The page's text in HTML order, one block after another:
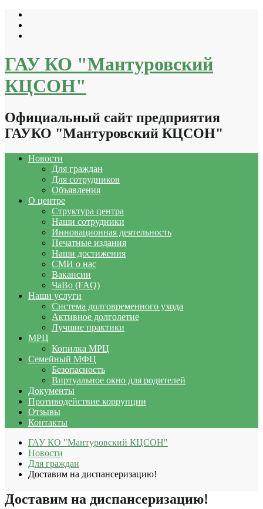
Перейти
содержимому
ГАУ КО "Мантуровский
КЦСОН"
Официальный сайт предприятия
ГАУКО "Мантуровский КЦСОН"
Новости
Для граждан
Для сотрудников
Объявления
О центре
Структура центра
Наши сотрудники
Инновационная деятельность
Печатные издания
Наши достижения
СМИ о нас
Вакансии
ЧаВо (FAQ)
Наши услуги
Система долговременного ухода
Активное долголетие
Лучшие практики
МРЦ
Копилка МРЦ
Семейный МФЦ
Безопасность
Виртуальное окно для родителей
Документы
Противодействие коррупции
Отзывы
Контакты
ГАУ КО "Мантуровский КЦСОН"
Новости
Для граждан
Доставим на диспансеризацию!
Доставим на диспансеризацию!